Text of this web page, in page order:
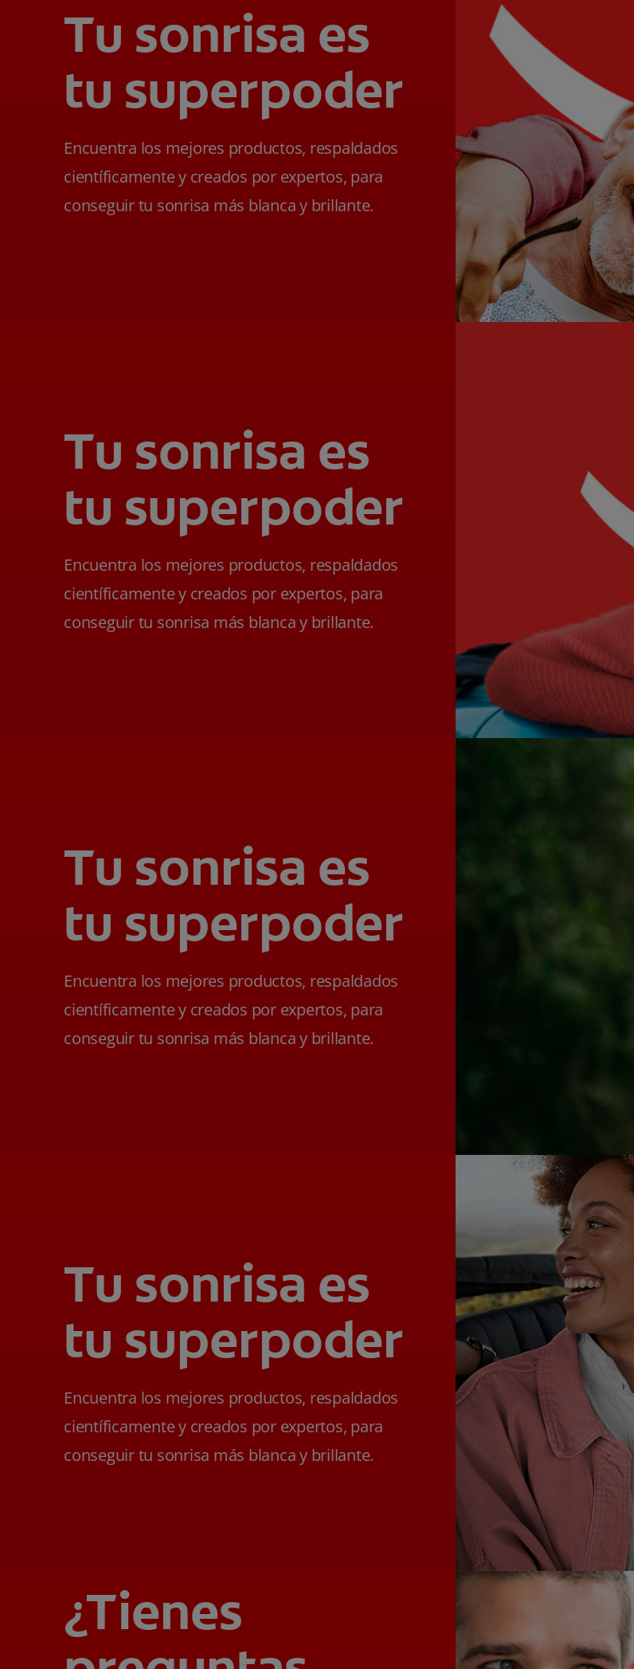
Tu sonrisa es
tu superpoder
Encuentra los mejores productos, respaldados
científicamente y creados por expertos, para
conseguir tu sonrisa más blanca y brillante.
Tu sonrisa es
tu superpoder
Encuentra los mejores productos, respaldados
científicamente y creados por expertos, para
conseguir tu sonrisa más blanca y brillante.
Tu sonrisa es
tu superpoder
Encuentra los mejores productos, respaldados
científicamente y creados por expertos, para
conseguir tu sonrisa más blanca y brillante.
Tu sonrisa es
tu superpoder
Encuentra los mejores productos, respaldados
científicamente y creados por expertos, para
conseguir tu sonrisa más blanca y brillante.
¿Tienes